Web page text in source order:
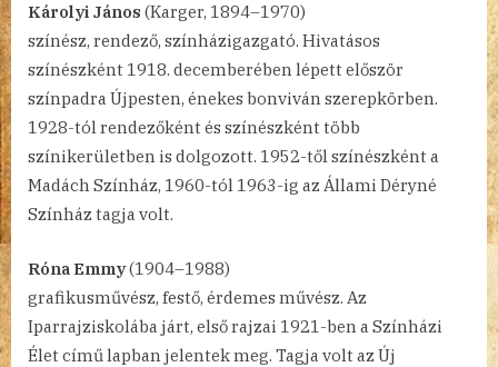
Károlyi János (Karger, 1894–1970)
színész, rendező, színházigazgató. Hivatásos
színészként 1918. decemberében lépett először
színpadra Újpesten, énekes bonviván szerepkörben.
1928-tól rendezőként és színészként több
színikerületben is dolgozott. 1952-től színészként a
Madách Színház, 1960-tól 1963-ig az Állami Déryné
Színház tagja volt.
Róna Emmy(1904–1988)
grafikusművész, festő, érdemes művész. Az
Iparrajziskolába járt, első rajzai 1921-ben a Színházi
Élet című lapban jelentek meg. Tagja volt az Új